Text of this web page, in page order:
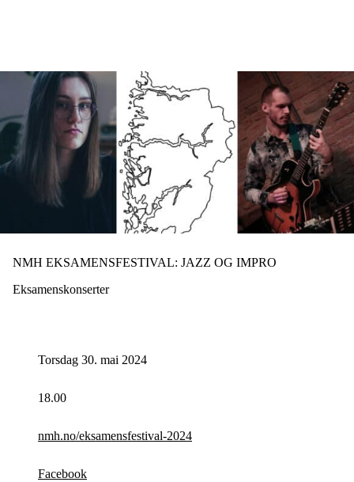
NMH EKSAMENSFESTIVAL: JAZZ OG IMPRO
Eksamenskonserter
Torsdag 30. mai 2024
18.00
nmh.no/eksamensfestival-2024
Facebook